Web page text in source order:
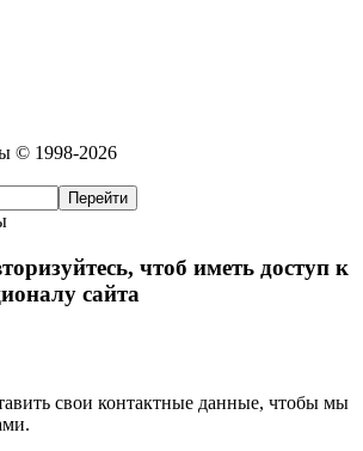
© 1998-2026
чтоб иметь доступ к
сайта
свои контактные данные, чтобы мы